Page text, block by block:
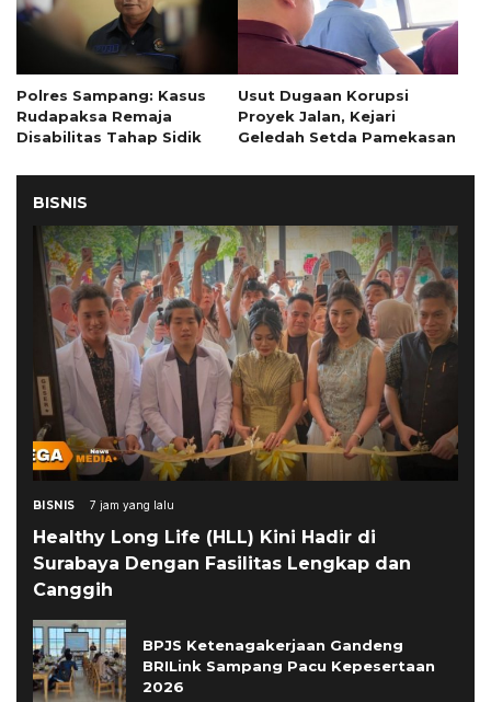
Polres Sampang: Kasus
Rudapaksa Remaja
Disabilitas Tahap Sidik
Usut Dugaan Korupsi
Proyek Jalan, Kejari
Geledah Setda Pamekasan
BISNIS
BISNIS 7 jam yang lalu
Healthy Long Life (HLL) Kini Hadir di
Surabaya Dengan Fasilitas Lengkap dan
Canggih
BPJS Ketenagakerjaan Gandeng
BRILink Sampang Pacu Kepesertaan
2026